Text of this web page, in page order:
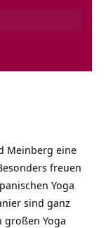
Meinberg eine
freuen
Yoga
sind ganz
großen Yoga